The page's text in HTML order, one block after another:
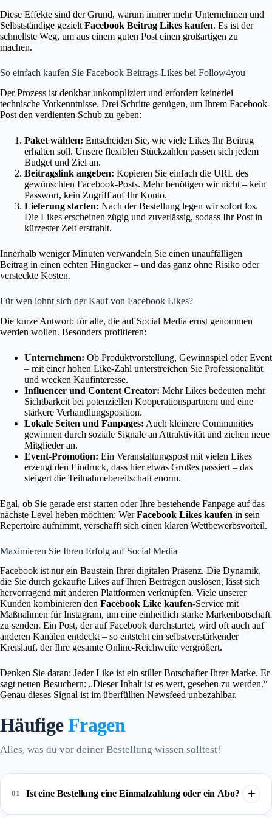
Diese Effekte sind der Grund, warum immer mehr Unternehmen und
Selbstständige gezielt Facebook Beitrag Likes kaufen. Es ist der
schnellste Weg, um aus einem guten Post einen großartigen zu
machen.
So einfach kaufen Sie Facebook Beitrags-Likes bei Follow4you
Der Prozess ist denkbar unkompliziert und erfordert keinerlei
technische Vorkenntnisse. Drei Schritte genügen, um Ihrem Facebook-
Post den verdienten Schub zu geben:
Paket wählen: Entscheiden Sie, wie viele Likes Ihr Beitrag
erhalten soll. Unsere flexiblen Stückzahlen passen sich jedem
Budget und Ziel an.
Beitragslink angeben: Kopieren Sie einfach die URL des
gewünschten Facebook-Posts. Mehr benötigen wir nicht – kein
Passwort, kein Zugriff auf Ihr Konto.
Lieferung starten: Nach der Bestellung legen wir sofort los.
Die Likes erscheinen zügig und zuverlässig, sodass Ihr Post in
kürzester Zeit erstrahlt.
Innerhalb weniger Minuten verwandeln Sie einen unauffälligen
Beitrag in einen echten Hingucker – und das ganz ohne Risiko oder
versteckte Kosten.
Für wen lohnt sich der Kauf von Facebook Likes?
Die kurze Antwort: für alle, die auf Social Media ernst genommen
werden wollen. Besonders profitieren:
Unternehmen: Ob Produktvorstellung, Gewinnspiel oder Event
– mit einer hohen Like-Zahl unterstreichen Sie Professionalität
und wecken Kaufinteresse.
Influencer und Content Creator: Mehr Likes bedeuten mehr
Sichtbarkeit bei potenziellen Kooperationspartnern und eine
stärkere Verhandlungsposition.
Lokale Seiten und Fanpages: Auch kleinere Communities
gewinnen durch soziale Signale an Attraktivität und ziehen neue
Mitglieder an.
Event-Promotion: Ein Veranstaltungspost mit vielen Likes
erzeugt den Eindruck, dass hier etwas Großes passiert – das
steigert die Teilnahmebereitschaft enorm.
Egal, ob Sie gerade erst starten oder Ihre bestehende Fanpage auf das
nächste Level heben möchten: WerFacebook Likes kaufen in sein
Repertoire aufnimmt, verschafft sich einen klaren Wettbewerbsvorteil.
Maximieren Sie Ihren Erfolg auf Social Media
Facebook ist nur ein Baustein Ihrer digitalen Präsenz. Die Dynamik,
die Sie durch gekaufte Likes auf Ihren Beiträgen auslösen, lässt sich
hervorragend mit anderen Plattformen verknüpfen. Viele unserer
Kunden kombinieren den Facebook Like kaufen-Service mit
Maßnahmen für Instagram, um eine einheitlich starke Markenbotschaft
zu senden. Ein Post, der auf Facebook durchstartet, wird oft auch auf
anderen Kanälen entdeckt – so entsteht ein selbstverstärkender
Kreislauf, der Ihre gesamte Online-Reichweite vergrößert.
Denken Sie daran: Jeder Like ist ein stiller Botschafter Ihrer Marke. Er
sagt neuen Besuchern: „Dieser Inhalt ist es wert, gesehen zu werden.“
Genau dieses Signal ist im überfüllten Newsfeed unbezahlbar.
HäufigeFragen
Alles, was du vor deiner Bestellung wissen solltest!
01 Ist eine Bestellung eine Einmalzahlung oder ein Abo?